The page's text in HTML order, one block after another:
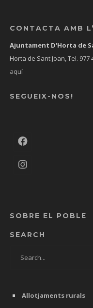
CONTACTA AMB
Ajuntament D'Horta de
Horta de Sant Joan, Tel. 977
aquí
SEGUEIX-NOS!
SOBRE EL POBLE
SEARCH
Allotjaments rurals